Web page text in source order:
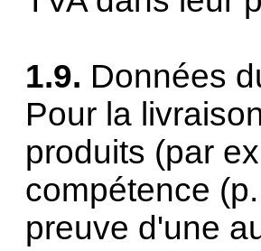
1.9. Données
Pour la
produits (par
compétence
preuve d'une